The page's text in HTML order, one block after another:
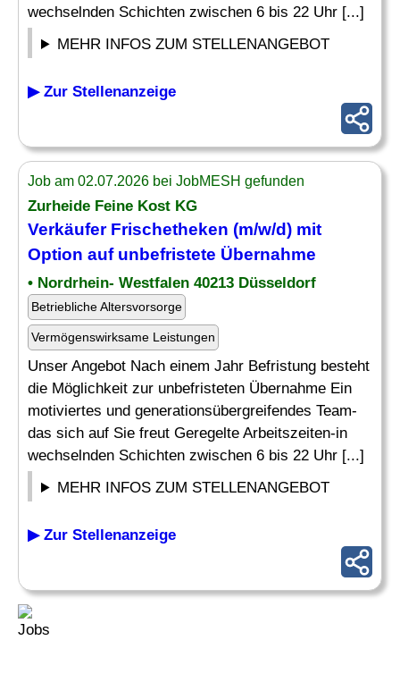
wechselnden Schichten zwischen 6 bis 22 Uhr [...]
MEHR INFOS ZUM STELLENANGEBOT
▶ Zur Stellenanzeige
Job am 02.07.2026 bei JobMESH gefunden
Zurheide Feine Kost KG
Verkäufer Frischetheken (m/w/d) mit
Option auf unbefristete Übernahme
• Nordrhein- Westfalen 40213 Düsseldorf
Betriebliche Altersvorsorge
Vermögenswirksame Leistungen
Unser Angebot Nach einem Jahr Befristung besteht
die Möglichkeit zur unbefristeten Übernahme Ein
motiviertes und generationsübergreifendes Team-
das sich auf Sie freut Geregelte Arbeitszeiten-in
wechselnden Schichten zwischen 6 bis 22 Uhr [...]
MEHR INFOS ZUM STELLENANGEBOT
▶ Zur Stellenanzeige